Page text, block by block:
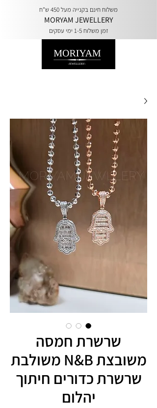
משלוח חינם בקנייה מעל 450 ש"ח
MORYAM JEWELLERY
זמן משלוח 1-5 ימי עסקים
שרשרת חמסה
משובצת N&B משולבת
שרשרת כדורים חיתוך
יהלום